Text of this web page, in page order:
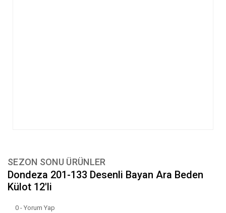
SEZON SONU ÜRÜNLER
Dondeza 201-133 Desenli Bayan Ara Beden
Külot 12'li
0 - Yorum Yap